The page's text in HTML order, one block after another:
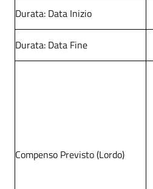
Durata: Data Inizio
Durata: Data Fine
Compenso Previsto (Lordo)